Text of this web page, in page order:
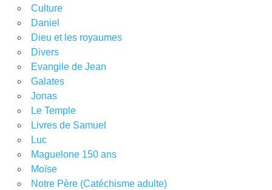
Culture
Daniel
Dieu et les royaumes
Divers
Evangile de Jean
Galates
Jonas
Le Temple
Livres de Samuel
Luc
Maguelone 150 ans
Moïse
Notre Père (Catéchisme adulte)